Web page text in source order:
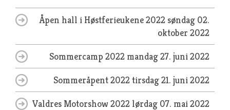
Åpen hall i Høstferieukene 2022søndag 02.
oktober 2022
Sommercamp 2022 mandag 27. juni 2022
Sommeråpent 2022tirsdag 21. juni 2022
Valdres Motorshow 2022 lørdag 07. mai 2022